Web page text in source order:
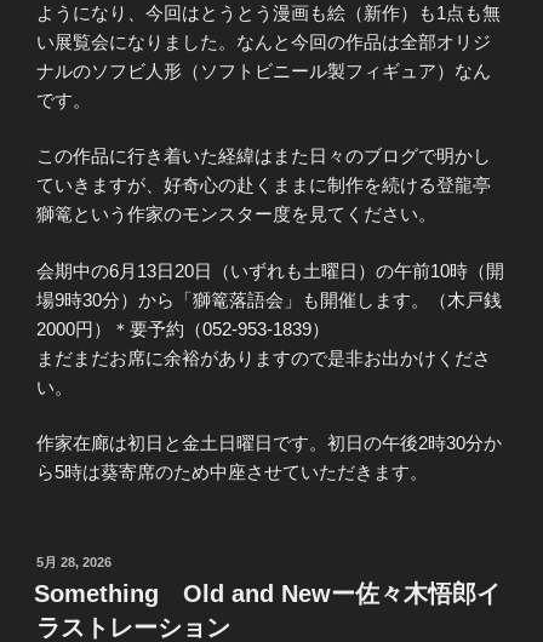
ようになり、今回はとうとう漫画も絵（新作）も1点も無
い展覧会になりました。なんと今回の作品は全部オリジ
ナルのソフビ人形（ソフトビニール製フィギュア）なん
です。
この作品に行き着いた経緯はまた日々のブログで明かし
ていきますが、好奇心の赴くままに制作を続ける登龍亭
獅篭という作家のモンスター度を見てください。
会期中の6月13日20日（いずれも土曜日）の午前10時（開
場9時30分）から「獅篭落語会」も開催します。（木戸銭
2000円）＊要予約（052-953-1839）
まだまだお席に余裕がありますので是非お出かけくださ
い。
作家在廊は初日と金土日曜日です。初日の午後2時30分か
ら5時は葵寄席のため中座させていただきます。
投
稿
日:
5月 28, 2026
Something Old and Newー佐々木悟郎イ
ラストレーション